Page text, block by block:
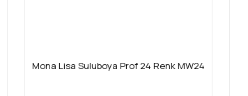
Mona Lisa Suluboya Prof 24 Renk MW24